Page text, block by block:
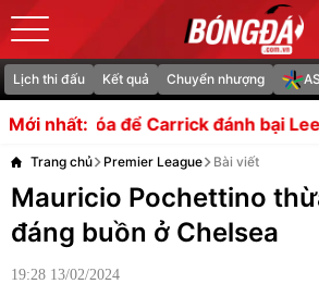
Lịch thi đấu Kết quả Chuyển nhượng
Mới nhất:
đánh bại Leeds Indonesia bị
Trang chủ Premier League Bài viết
Mauricio Pochettino
đáng buồn ở Chelsea
19:28 13/02/2024